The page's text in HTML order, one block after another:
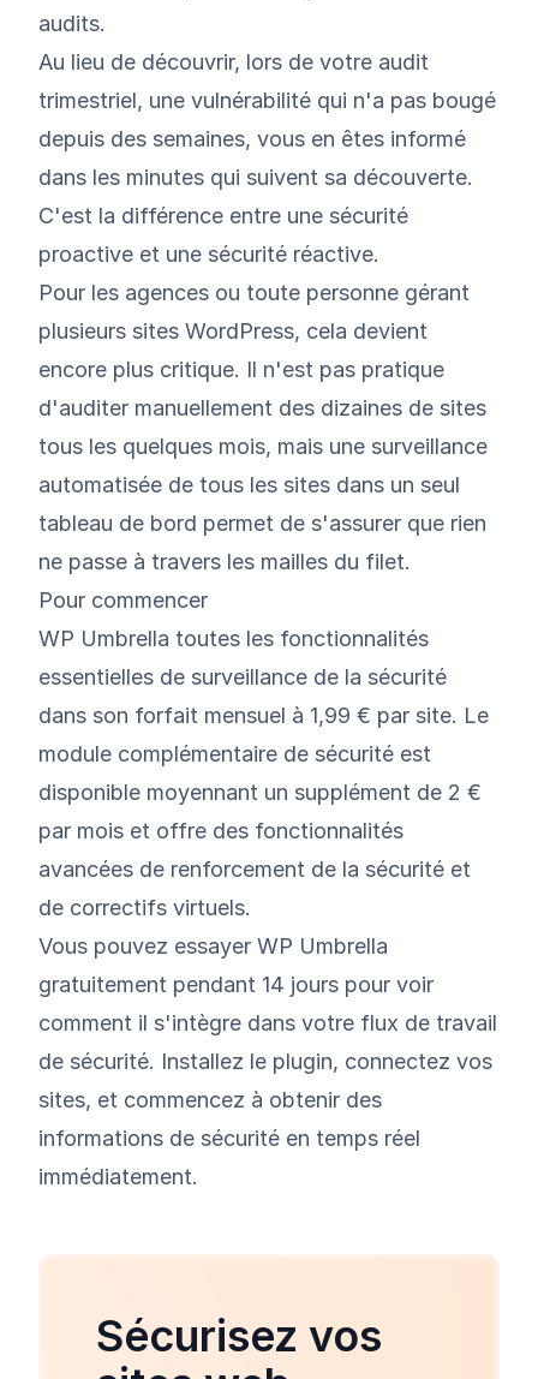
audits.
Au lieu de découvrir, lors de votre audit
trimestriel, une vulnérabilité qui n'a pas bougé
depuis des semaines, vous en êtes informé
dans les minutes qui suivent sa découverte.
C'est la différence entre une sécurité
proactive et une sécurité réactive.
Pour les agences ou toute personne gérant
plusieurs sites WordPress, cela devient
encore plus critique. Il n'est pas pratique
d'auditer manuellement des dizaines de sites
tous les quelques mois, mais une surveillance
automatisée de tous les sites dans un seul
tableau de bord permet de s'assurer que rien
ne passe à travers les mailles du filet.
Pour commencer
WP Umbrella toutes les fonctionnalités
essentielles de surveillance de la sécurité
dans son forfait mensuel à 1,99 € par site. Le
module complémentaire de sécurité est
disponible moyennant un supplément de 2 €
par mois et offre des fonctionnalités
avancées de renforcement de la sécurité et
de correctifs virtuels.
Vous pouvez essayer WP Umbrella
gratuitement pendant 14 jours pour voir
comment il s'intègre dans votre flux de travail
de sécurité. Installez le plugin, connectez vos
sites, et commencez à obtenir des
informations de sécurité en temps réel
immédiatement.
Sécurisez vos